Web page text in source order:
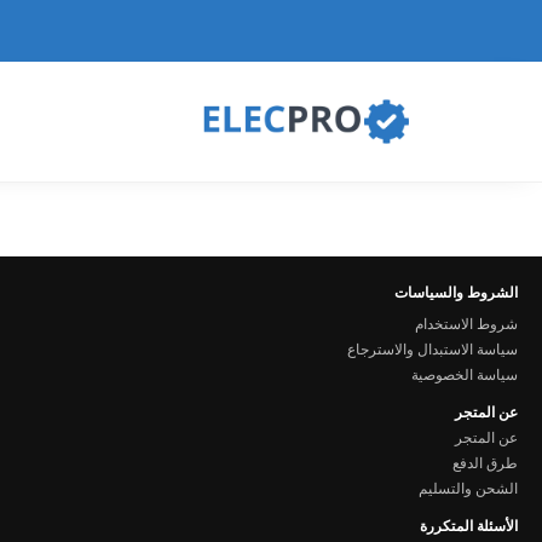
الشروط والسياسات
شروط الاستخدام
سياسة الاستبدال والاسترجاع
سياسة الخصوصية
عن المتجر
عن المتجر
طرق الدفع
الشحن والتسليم
الأسئلة المتكررة